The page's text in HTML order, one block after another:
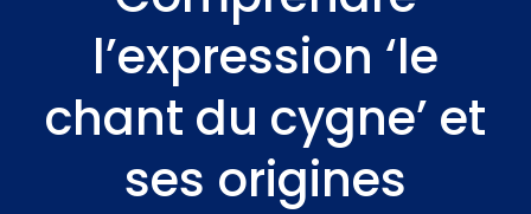
l’expression ‘le
chant du cygne’ et
ses origines